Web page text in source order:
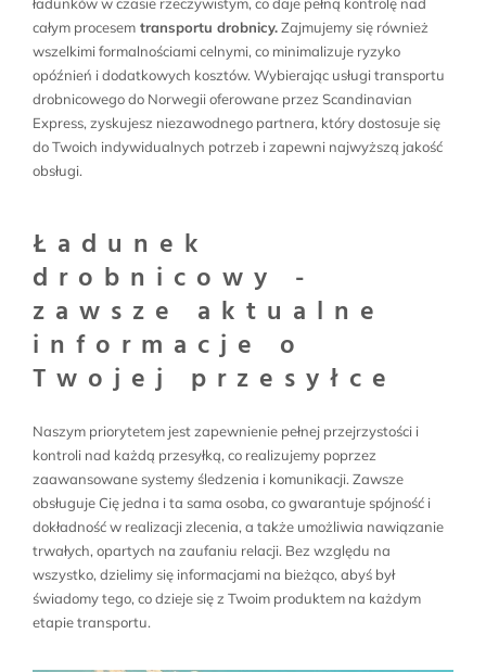
całym procesem transportu drobnicy.Zajmujemy się również
wszelkimi formalnościami celnymi, co minimalizuje ryzyko
opóźnień i dodatkowych kosztów. Wybierając usługi transportu
drobnicowego do Norwegii oferowane przez Scandinavian
Express, zyskujesz niezawodnego partnera, który dostosuje się
do Twoich indywidualnych potrzeb i zapewni najwyższą jakość
obsługi.
Ładunek
drobnicowy -
zawsze aktualne
informacje o
Twojej przesyłce
Naszym priorytetem jest zapewnienie pełnej przejrzystości i
kontroli nad każdą przesyłką, co realizujemy poprzez
zaawansowane systemy śledzenia i komunikacji. Zawsze
obsługuje Cię jedna i ta sama osoba, co gwarantuje spójność i
dokładność w realizacji zlecenia, a także umożliwia nawiązanie
trwałych, opartych na zaufaniu relacji. Bez względu na
wszystko, dzielimy się informacjami na bieżąco, abyś był
świadomy tego, co dzieje się z Twoim produktem na każdym
etapie transportu.